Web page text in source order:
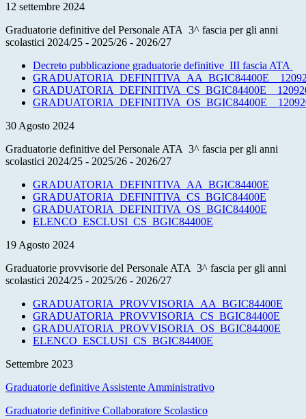
12 settembre 2024
Graduatorie definitive del Personale ATA 3^ fascia per gli anni
scolastici 2024/25 - 2025/26 - 2026/27
Decreto pubblicazione graduatorie definitive III fascia ATA
30 Agosto 2024
Graduatorie definitive del Personale ATA 3^ fascia per gli anni
scolastici 2024/25 - 2025/26 - 2026/27
GRADUATORIA_DEFINITIVA_AA_BGIC84400E
GRADUATORIA_DEFINITIVA_CS_BGIC84400E
GRADUATORIA_DEFINITIVA_OS_BGIC84400E
ELENCO_ESCLUSI_CS_BGIC84400E
19 Agosto 2024
Graduatorie provvisorie del Personale ATA 3^ fascia per gli anni
scolastici 2024/25 - 2025/26 - 2026/27
GRADUATORIA_PROVVISORIA_AA_BGIC84400E
GRADUATORIA_PROVVISORIA_CS_BGIC84400E
GRADUATORIA_PROVVISORIA_OS_BGIC84400E
ELENCO_ESCLUSI_CS_BGIC84400E
Settembre 2023
Graduatorie definitive Assistente Amministrativo
Graduatorie definitive Collaboratore Scolastico